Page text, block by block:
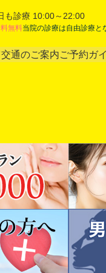
も診療 10:00～22:00
無料当院の診療は自由診療と
交通のご案内ご予約ガ